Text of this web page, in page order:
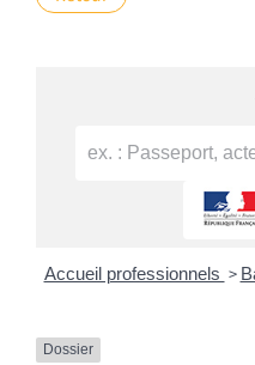
Accueil professionnels >
Dossier